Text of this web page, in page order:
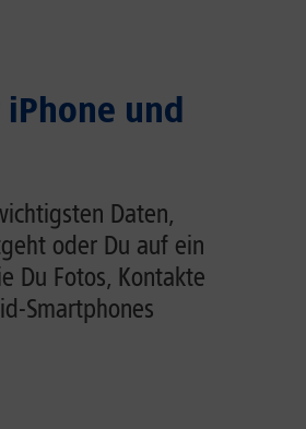
und
Daten,
oder Du auf ein
Du Fotos, Kontakte
Smartphones